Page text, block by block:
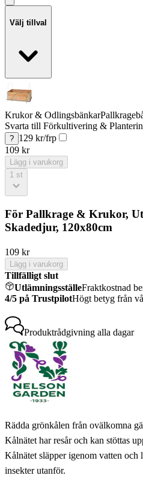
Välj tillval
Krukor & Odlingsbänkar
Svarta till Förkultivering &
? 129 kr/frp
109 kr
Lägg i varukorg
1 st
För Pallkrage & Krukor,
Skadedjur, 120x80cm
109 kr
Lägg i varukorg
Tillfälligt slut
UtlämningsställeFraktkostnad
4/5 på TrustpilotHögt betyg från
Produktrådgivning alla dagar
Rädda grönkålen från ovälkomna
Kålnätet har resår och kan stöttas
Kålnätet släpper igenom vatten och
insekter utanför.